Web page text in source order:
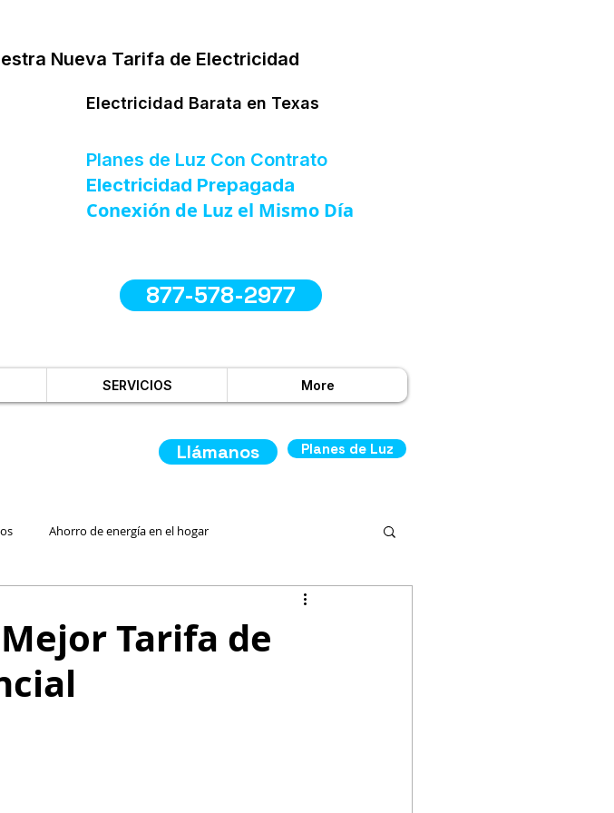
Nueva Tarifa de Electricidad
Electricidad Barata en Texas
Planes de Luz Con Contrato
Electricidad Prepagada
Conexión de Luz el Mismo Día
877-578-2977
SERVICIOS More
Llámanos Planes de Luz
Ahorro de energía en el hogar
de luz
Tarifa de